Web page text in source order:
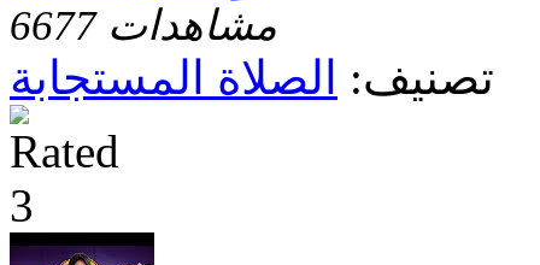
6677 مشاهدات
تصنيف: الصلاة المستجابة